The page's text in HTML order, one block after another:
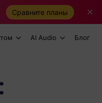
Сравните планы
AI Audio Блог